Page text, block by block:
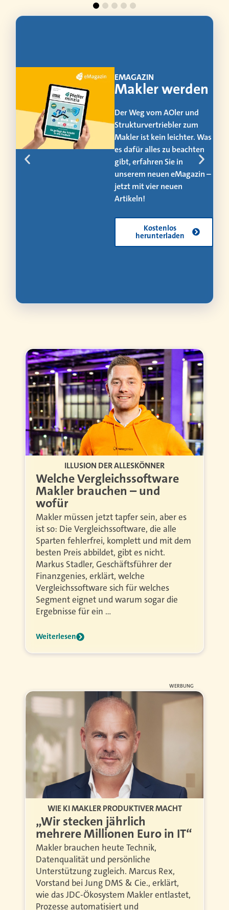
EMAGAZIN
Makler werden
Der Weg vom AOler und
Strukturvertriebler zum
Makler ist kein leichter. Was
es dafür alles zu beachten
gibt, erfahren Sie in
unserem neuen eMagazin –
jetzt mit vier neuen
Artikeln!
Kostenlos
herunterladen
ILLUSION DER ALLESKÖNNER
Welche Vergleichssoftware
Makler brauchen – und
wofür
Makler müssen jetzt tapfer sein, aber es
ist so: Die Vergleichssoftware, die alle
Sparten fehlerfrei, komplett und mit dem
besten Preis abbildet, gibt es nicht.
Markus Stadler, Geschäftsführer der
Finanzgenies, erklärt, welche
Vergleichssoftware sich für welches
Segment eignet und warum sogar die
Ergebnisse für ein …
Weiterlesen
WERBUNG
WIE KI MAKLER PRODUKTIVER MACHT
„Wir stecken jährlich
mehrere Millionen Euro in IT“
Makler brauchen heute Technik,
Datenqualität und persönliche
Unterstützung zugleich. Marcus Rex,
Vorstand bei Jung DMS & Cie., erklärt,
wie das JDC-Ökosystem Makler entlastet,
Prozesse automatisiert und